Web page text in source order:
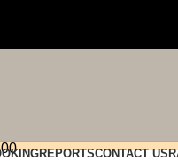
REPORTSCONTACT US